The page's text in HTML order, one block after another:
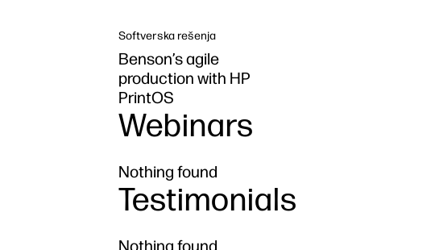
Softverska rešenja
Benson’s agile
production with HP
PrintOS
Webinars
Nothing found
Testimonials
Nothing found